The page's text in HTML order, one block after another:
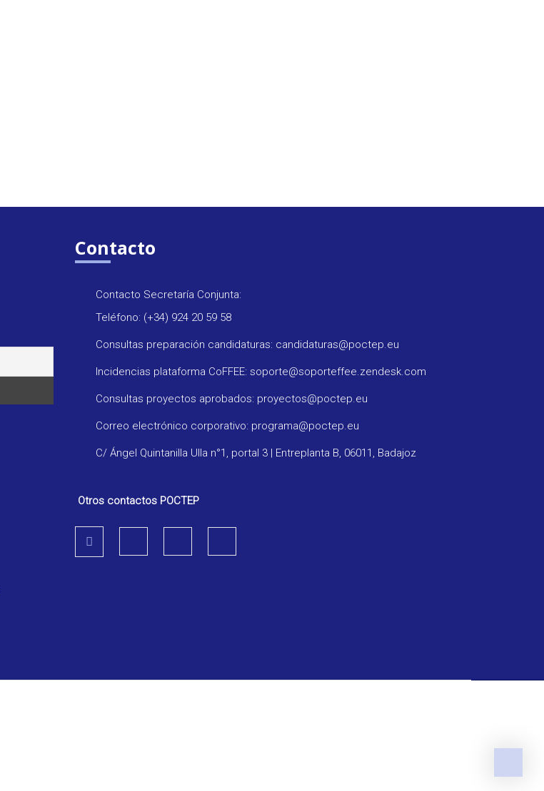
Contacto
Contacto Secretaría Conjunta:
Teléfono: (+34) 924 20 59 58
Consultas preparación candidaturas: candidaturas@poctep.eu
Incidencias plataforma CoFFEE: soporte@soporteffee.zendesk.com
Consultas proyectos aprobados: proyectos@poctep.eu
Correo electrónico corporativo: programa@poctep.eu
C/ Ángel Quintanilla Ulla n°1, portal 3 | Entreplanta B, 06011, Badajoz
Otros contactos POCTEP